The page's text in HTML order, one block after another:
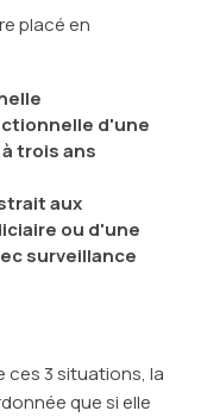
placé en
d'une
trois ans
aux
ou d'une
surveillance
ces 3 situations, la
que si elle